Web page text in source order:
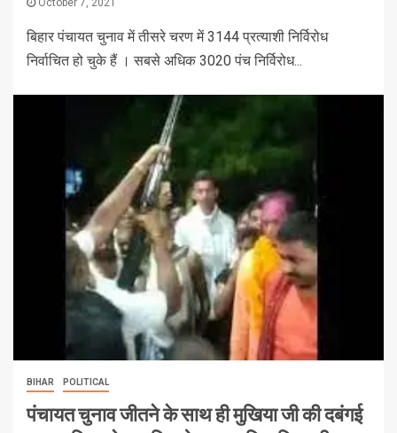
October 7, 2021
बिहार पंचायत चुनाव में तीसरे चरण में 3144 प्रत्याशी निर्विरोध
निर्वाचित हो चुके हैं । सबसे अधिक 3020 पंच निर्विरोध...
BIHAR POLITICAL
पंचायत चुनाव जीतने के साथ ही मुखिया जी की दबंगई